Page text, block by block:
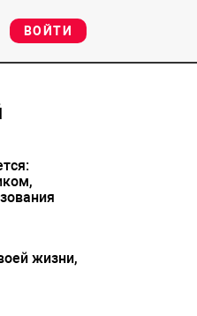
ВОЙТИ
жизни,